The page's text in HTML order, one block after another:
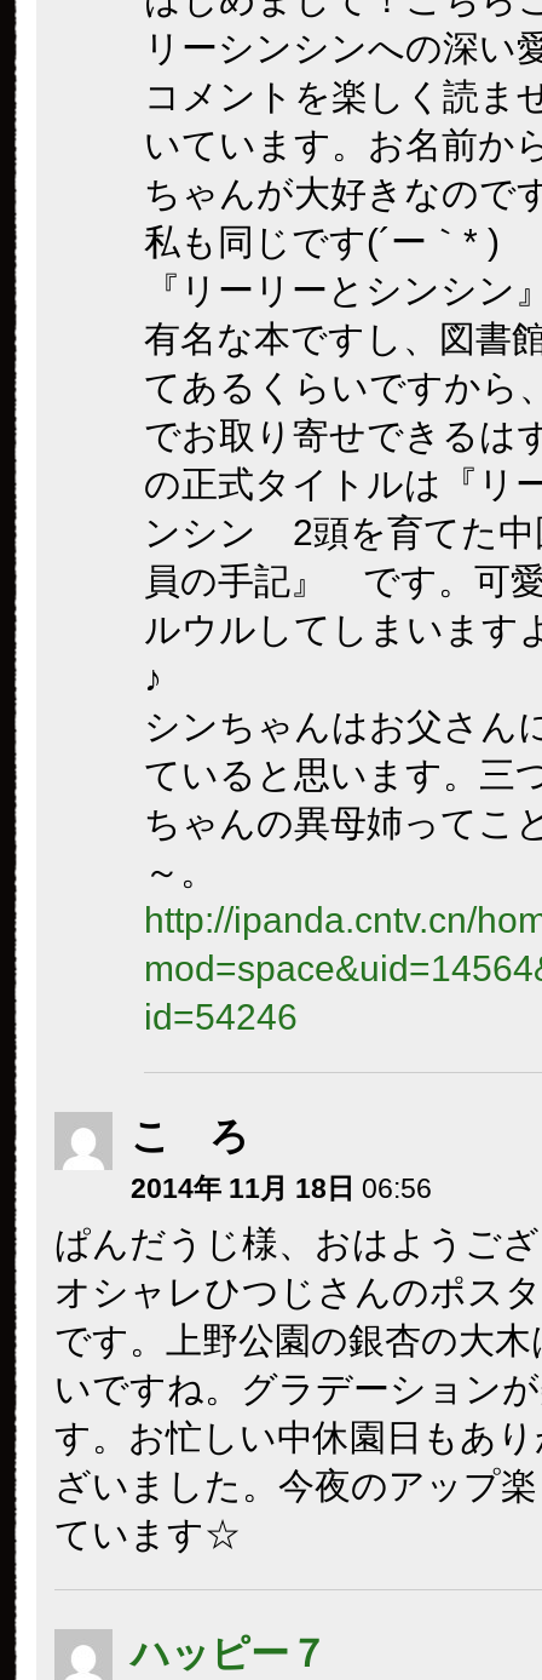
リーシンシンへの深い
コメントを楽しく読ま
いています。お名前か
ちゃんが大好きなので
私も同じです(´ー｀* )
『リーリーとシンシン
有名な本ですし、図書
てあるくらいですから
でお取り寄せできるは
の正式タイトルは『リ
ンシン 2頭を育てた中
員の手記』 です。可
ルウルしてしまいます
♪
シンちゃんはお父さん
ていると思います。三
ちゃんの異母姉ってこ
～。
http://ipanda.cntv.cn/
id=54246
こ ろ
2014年 11月 18日 06:56
ぱんだうじ様、おはようご
オシャレひつじさんのポス
です。上野公園の銀杏の大
いですね。グラデーション
す。お忙しい中休園日もあ
ざいました。今夜のアップ
ています☆
ハッピー７